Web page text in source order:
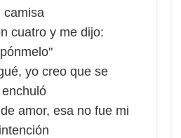
camisa
cuatro y me dijo:
yo creo que se
enchuló
amor, esa no fue mi
intención